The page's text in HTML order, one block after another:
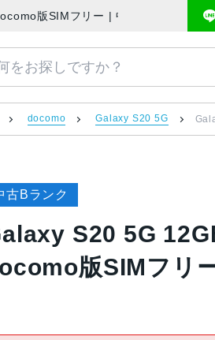
版SIMフリー | 中古スマホ販売の
docomo Galaxy S20 5G
古Bランク
S20 5G
版SIMフリ